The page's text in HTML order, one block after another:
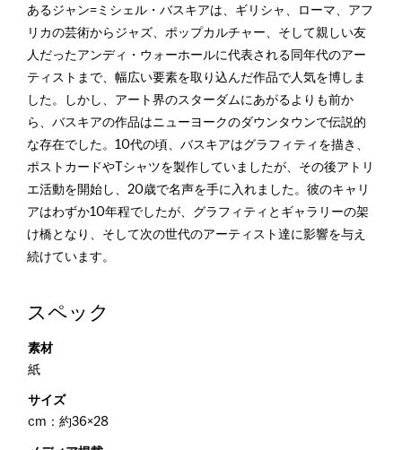
あるジャン=ミシェル・バスキアは、ギリシャ、ローマ、アフ
リカの芸術からジャズ、ポップカルチャー、そして親しい友
人だったアンディ・ウォーホールに代表される同年代のアー
ティストまで、幅広い要素を取り込んだ作品で人気を博しま
した。しかし、アート界のスターダムにあがるよりも前か
ら、バスキアの作品はニューヨークのダウンタウンで伝説的
な存在でした。10代の頃、バスキアはグラフィティを描き、
ポストカードやTシャツを製作していましたが、その後アトリ
エ活動を開始し、20歳で名声を手に入れました。彼のキャリ
アはわずか10年程でしたが、グラフィティとギャラリーの架
け橋となり、そして次の世代のアーティスト達に影響を与え
続けています。
スペック
素材
紙
サイズ
cm：約36×28